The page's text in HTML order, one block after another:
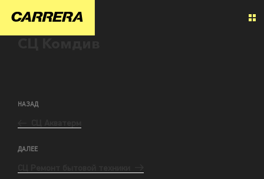
НАЗАД
ДАЛЕЕ